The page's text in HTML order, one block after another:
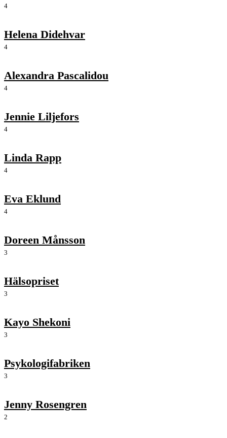
4
Helena Didehvar
4
Alexandra Pascalidou
4
Jennie Liljefors
4
Linda Rapp
4
Eva Eklund
4
Doreen Månsson
3
Hälsopriset
3
Kayo Shekoni
3
Psykologifabriken
3
Jenny Rosengren
2